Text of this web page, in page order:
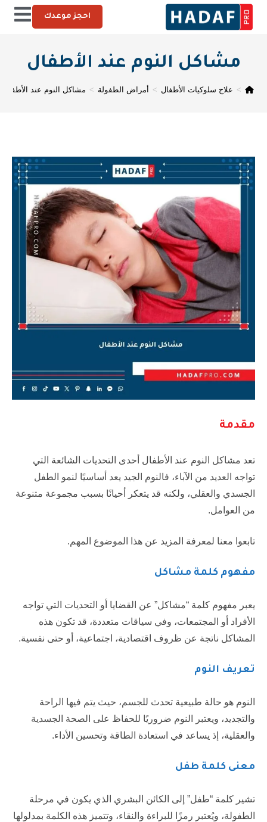
احجز موعدك
مشاكل النوم عند الأطفال
> علاج سلوكيات الأطفال > أمراض الطفولة > مشاكل النوم عند الأطفال
مقدمة
تعد مشاكل النوم عند الأطفال أحدى التحديات الشائعة التي
تواجه العديد من الآباء، فالنوم الجيد يعد أساسيًا لنمو الطفل
الجسدي والعقلي، ولكنه قد يتعكر أحيانًا بسبب مجموعة متنوعة
من العوامل.
تابعوا معنا لمعرفة المزيد عن هذا الموضوع المهم.
مفهوم كلمة مشاكل
يعبر مفهوم كلمة “مشاكل” عن القضايا أو التحديات التي تواجه
الأفراد أو المجتمعات، وفي سياقات متعددة، قد تكون هذه
المشاكل ناتجة عن ظروف اقتصادية، اجتماعية، أو حتى نفسية.
تعريف النوم
النوم هو حالة طبيعية تحدث للجسم، حيث يتم فيها الراحة
والتجديد، ويعتبر النوم ضروريًا للحفاظ على الصحة الجسدية
والعقلية، إذ يساعد في استعادة الطاقة وتحسين الأداء.
معنى كلمة طفل
تشير كلمة “طفل” إلى الكائن البشري الذي يكون في مرحلة
الطفولة، ويُعتبر رمزًا للبراءة والنقاء، وتتميز هذه الكلمة بمدلولها